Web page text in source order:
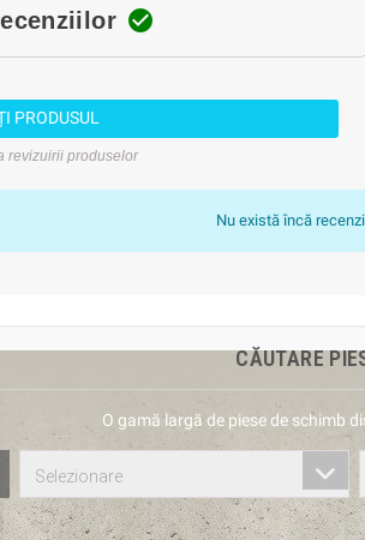

PRODUSUL
revizuirii produselor
Nu există încă
CĂUTARE
O gamă largă de piese de schimb
Selezionare